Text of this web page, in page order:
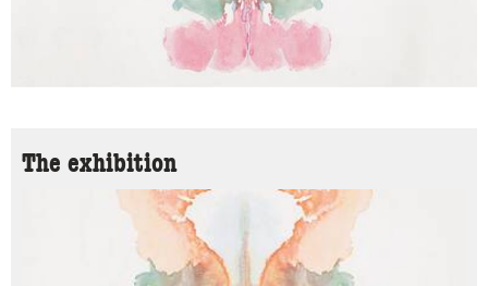
The exhibition